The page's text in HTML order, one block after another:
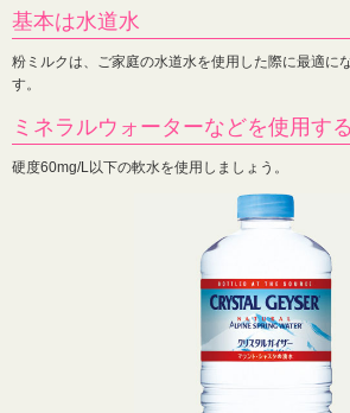
基本は水道水
粉ミルクは、ご家庭の水道水を使用した際に最適に
す。
ミネラルウォーターなどを使用す
硬度60mg/L以下の軟水を使用しましょう。